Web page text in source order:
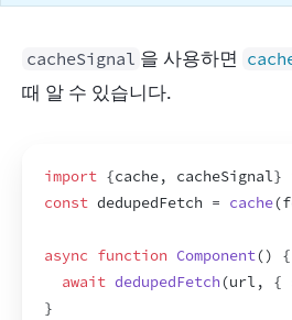
cacheSignal 을 사용하면
때 알 수 있습니다.
import {cache, cacheSignal}
const dedupedFetch = cache(
async function Component()
{
await dedupedFetch(url, {
}